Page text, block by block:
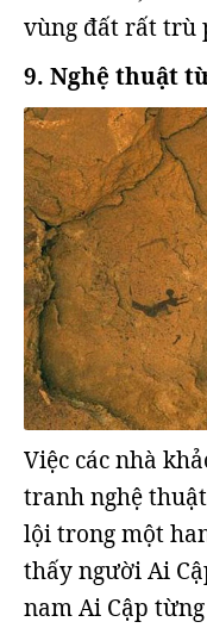
vùng đất rất trù
9. Nghệ thuật
Việc các nhà
tranh nghệ
lội trong một
thấy người Ai
nam Ai Cập